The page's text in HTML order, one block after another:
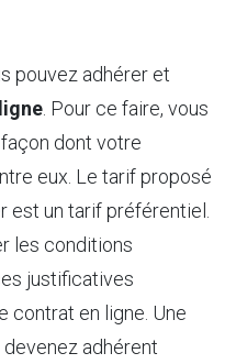
pouvez adhérer et
. Pour ce faire, vous
dont votre
eux. Le tarif proposé
est un tarif préférentiel.
les conditions
justificatives
contrat en ligne. Une
adhérent